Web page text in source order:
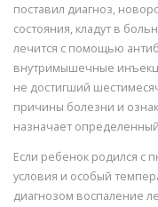
поставил диагноз,
состояния, кладут в
лечится с помощью
внутримышечные
не достигший
причины болезни и
назначает
Если ребенок родился с
условия и особый
диагнозом воспаление